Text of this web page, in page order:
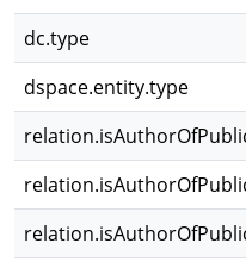
dc.type
dspace.entity.type